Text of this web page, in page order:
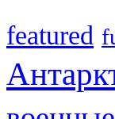
featured